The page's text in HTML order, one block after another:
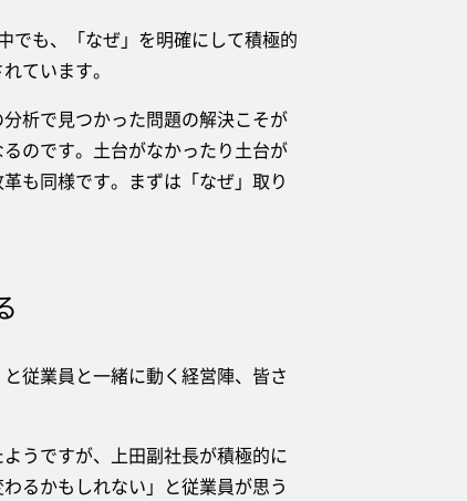
でも、「なぜ」を明確にして積極的
ています。
析で見つかった問題の解決こそが
のです。土台がなかったり土台が
も同様です。まずは「なぜ」取り
従業員と一緒に動く経営陣、皆さ
うですが、上田副社長が積極的に
るかもしれない」と従業員が思う